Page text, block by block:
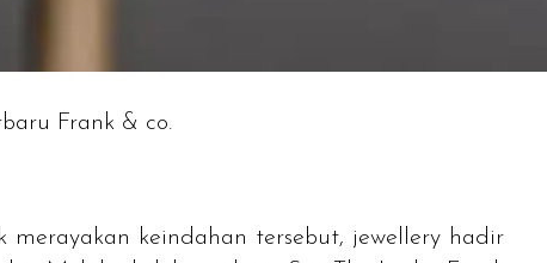
Frank & co.
keindahan tersebut, jewellery hadir